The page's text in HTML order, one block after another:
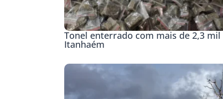
Tonel enterrado com mais de 2,3
Itanhaém